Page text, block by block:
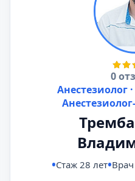
0
Анестезиолог
Стаж 28 лет